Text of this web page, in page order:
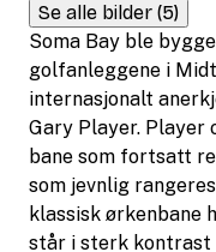
Se alle bilder (5)
Soma Bay ble
golfanleggene i
internasjonalt
Gary Player. Player
bane som fortsatt
som jevnlig
klassisk ørkenbane
står i sterk kontrast